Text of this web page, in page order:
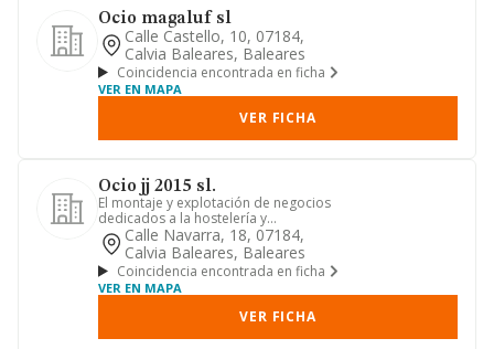
Ocio magaluf sl
Calle Castello, 10, 07184,
Calvia Baleares, Baleares
Coincidencia encontrada en ficha
VER EN MAPA
VER FICHA
Ocio jj 2015 sl.
El montaje y explotación de negocios
dedicados a la hostelería y
restauración, así como cualesquier...
Calle Navarra, 18, 07184,
Calvia Baleares, Baleares
Coincidencia encontrada en ficha
VER EN MAPA
VER FICHA